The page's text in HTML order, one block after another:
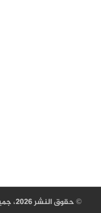
© حقوق النشر 2026، جميع الحقوق محفوظة |